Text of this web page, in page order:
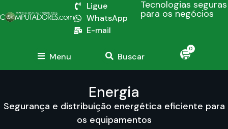
Ligue
WhatsApp
E-mail
Tecnologias seguras
para os negócios
Menu Buscar
0
Energia
Segurança e distribuição energética eficiente para
os equipamentos